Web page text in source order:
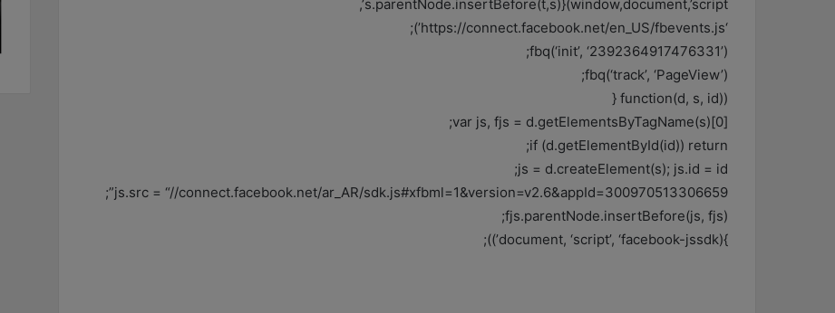
s.parentNode.insertBefore(t,s)}(window,document,’script’,
‘https://connect.facebook.net/en_US/fbevents.js’);
fbq(‘init’, ‘2392364917476331’);
fbq(‘track’, ‘PageView’);
(function(d, s, id) {
var js, fjs = d.getElementsByTagName(s)[0];
if (d.getElementById(id)) return;
js = d.createElement(s); js.id = id;
js.src = “//connect.facebook.net/ar_AR/sdk.js#xfbml=1&version=v2.6&appId=300970513306659”;
fjs.parentNode.insertBefore(js, fjs);
}(document, ‘script’, ‘facebook-jssdk’));